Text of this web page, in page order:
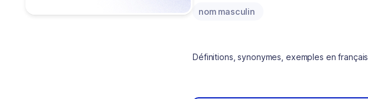
nom masculin
Définitions, synonymes, exemples en français